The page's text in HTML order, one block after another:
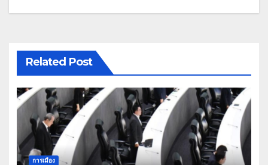
Related Post
การเมือง